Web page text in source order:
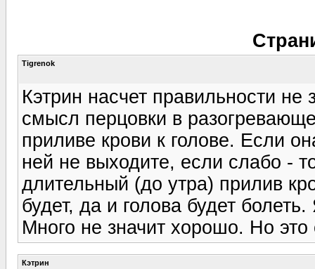
Tigrenok
Кэтрин насчет правильности
смысл перцовки в
приливе крови к голове. Если
ней не выходите, если слабо -
длительный (до утра) прилив
будет, да и голова будет
Много не значит хорошо. Но
Кэтрин